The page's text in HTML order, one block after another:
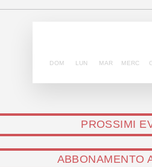
DOM LUN MAR MERC
PROSSIMI
ABBONAMENTO